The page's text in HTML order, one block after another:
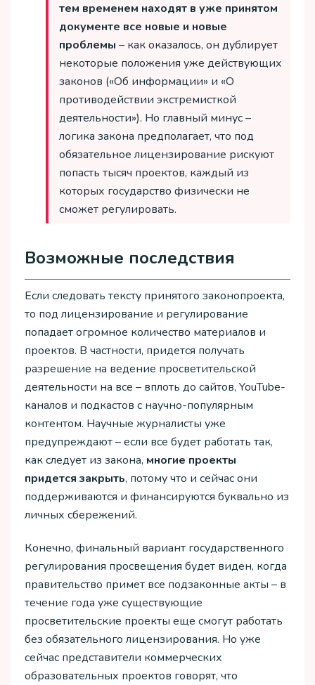
тем временем находят в уже принятом
документе все новые и новые
проблемы – как оказалось, он дублирует
некоторые положения уже действующих
законов («Об информации» и «О
противодействии экстремисткой
деятельности»). Но главный минус –
логика закона предполагает, что под
обязательное лицензирование рискуют
попасть тысяч проектов, каждый из
которых государство физически не
сможет регулировать.
Возможные последствия
Если следовать тексту принятого законопроекта,
то под лицензирование и регулирование
попадает огромное количество материалов и
проектов. В частности, придется получать
разрешение на ведение просветительской
деятельности на все – вплоть до сайтов, YouTube-
каналов и подкастов с научно-популярным
контентом. Научные журналисты уже
предупреждают – если все будет работать так,
как следует из закона, многие проекты
придется закрыть, потому что и сейчас они
поддерживаются и финансируются буквально из
личных сбережений.
Конечно, финальный вариант государственного
регулирования просвещения будет виден, когда
правительство примет все подзаконные акты – в
течение года уже существующие
просветительские проекты еще смогут работать
без обязательного лицензирования. Но уже
сейчас представители коммерческих
образовательных проектов говорят, что